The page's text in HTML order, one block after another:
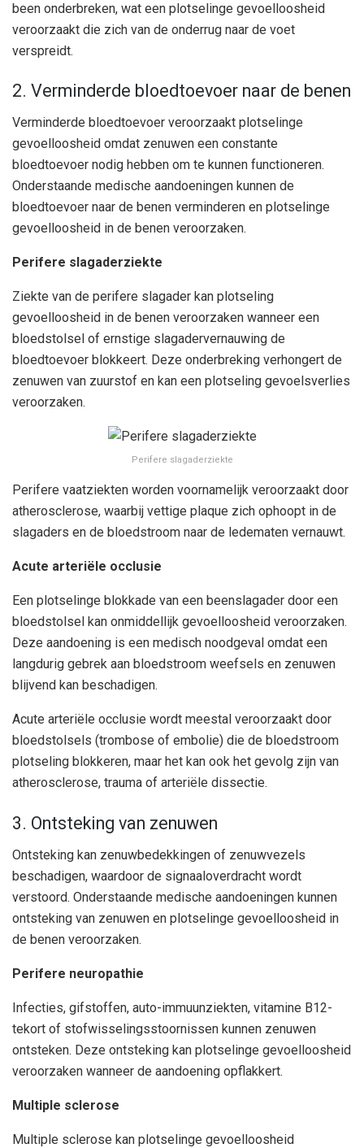
been onderbreken, wat een plotselinge gevoelloosheid
veroorzaakt die zich van de onderrug naar de voet
verspreidt.
2. Verminderde bloedtoevoer naar de benen
Verminderde bloedtoevoer veroorzaakt plotselinge
gevoelloosheid omdat zenuwen een constante
bloedtoevoer nodig hebben om te kunnen functioneren.
Onderstaande medische aandoeningen kunnen de
bloedtoevoer naar de benen verminderen en plotselinge
gevoelloosheid in de benen veroorzaken.
Perifere slagaderziekte
Ziekte van de perifere slagader kan plotseling
gevoelloosheid in de benen veroorzaken wanneer een
bloedstolsel of ernstige slagadervernauwing de
bloedtoevoer blokkeert. Deze onderbreking verhongert de
zenuwen van zuurstof en kan een plotseling gevoelsverlies
veroorzaken.
Perifere slagaderziekte
Perifere vaatziekten worden voornamelijk veroorzaakt door
atherosclerose, waarbij vettige plaque zich ophoopt in de
slagaders en de bloedstroom naar de ledematen vernauwt.
Acute arteriële occlusie
Een plotselinge blokkade van een beenslagader door een
bloedstolsel kan onmiddellijk gevoelloosheid veroorzaken.
Deze aandoening is een medisch noodgeval omdat een
langdurig gebrek aan bloedstroom weefsels en zenuwen
blijvend kan beschadigen.
Acute arteriële occlusie wordt meestal veroorzaakt door
bloedstolsels (trombose of embolie) die de bloedstroom
plotseling blokkeren, maar het kan ook het gevolg zijn van
atherosclerose, trauma of arteriële dissectie.
3. Ontsteking van zenuwen
Ontsteking kan zenuwbedekkingen of zenuwvezels
beschadigen, waardoor de signaaloverdracht wordt
verstoord. Onderstaande medische aandoeningen kunnen
ontsteking van zenuwen en plotselinge gevoelloosheid in
de benen veroorzaken.
Perifere neuropathie
Infecties, gifstoffen, auto-immuunziekten, vitamine B12-
tekort of stofwisselingsstoornissen kunnen zenuwen
ontsteken. Deze ontsteking kan plotselinge gevoelloosheid
veroorzaken wanneer de aandoening opflakkert.
Multiple sclerose
Multiple sclerose kan plotselinge gevoelloosheid